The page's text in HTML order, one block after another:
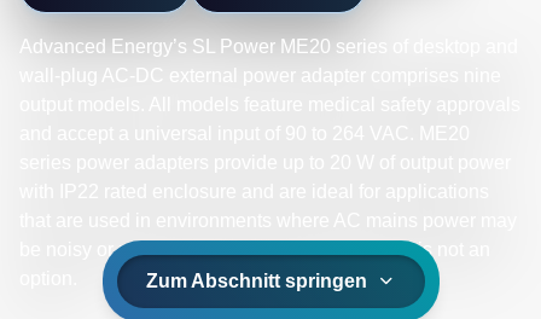
Advanced Energy’s SL Power ME20 series of desktop and
wall-plug AC-DC external power adapter comprises nine
be noisy or unstable and equipment shutdown is not an
Zum Abschnitt springen